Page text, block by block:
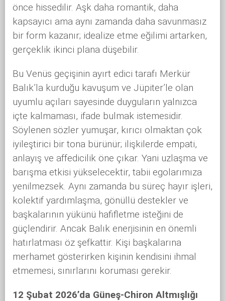
önce hissedilir. Aşk daha romantik, daha
kapsayıcı ama aynı zamanda daha savunmasız
bir form kazanır; idealize etme eğilimi artarken,
gerçeklik ikinci plana düşebilir.
Bu Venüs geçişinin ayırt edici tarafı Merkür
Balık’la kurduğu kavuşum ve Jüpiter’le olan
uyumlu açıları sayesinde duyguların yalnızca
içte kalmaması, ifade bulmak istemesidir.
Söylenen sözler yumuşar, kırıcı olmaktan çok
iyileştirici bir tona bürünür; ilişkilerde empati,
anlayış ve affedicilik öne çıkar. Yani uzlaşma ve
barışma etkisi yükselecektir, tabii egolarımıza
yenilmezsek. Aynı zamanda bu süreç hayır işleri,
kolektif yardımlaşma, gönüllü destekler ve
başkalarının yükünü hafifletme isteğini de
güçlendirir. Ancak Balık enerjisinin en önemli
hatırlatması öz şefkattir. Kişi başkalarına
merhamet gösterirken kişinin kendisini ihmal
etmemesi, sınırlarını koruması gerekir.
12 Şubat 2026’da Güneş-Chiron Altmışlığı